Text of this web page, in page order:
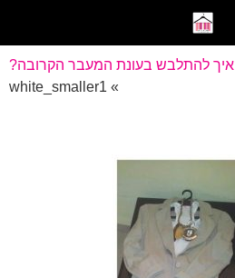
איך להתלבש בעונת המעבר הקרובה?
»
white_smaller1